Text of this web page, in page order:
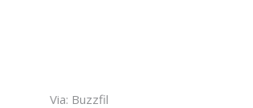
Via: Buzzfil